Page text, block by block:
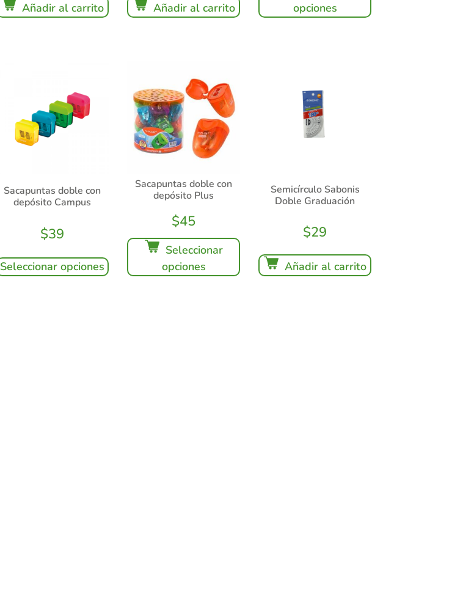
Añadir al carrito Añadir al carrito
opciones
Sacapuntas doble con
depósito Campus
$39
Seleccionar opciones
Sacapuntas doble con
depósito Plus
$45
Seleccionar
opciones
Semicírculo Sabonis
Doble Graduación
$29
Añadir al carrito